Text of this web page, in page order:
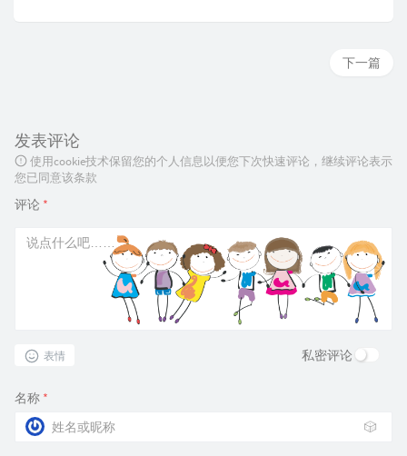
下一篇
发表评论
使用cookie技术保留您的个人信息以便您下次快速评论，继续评论表示
您已同意该条款
评论 *
表情 私密评论
名称 *
🎲